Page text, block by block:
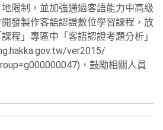
限制，並加強通過客語能力中高級
發製作客語認證數位學習課程，放
程」專區中「客語認證考題分析」
ver2015/
，鼓勵相關人員